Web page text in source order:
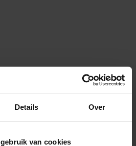
Details Over
van cookies